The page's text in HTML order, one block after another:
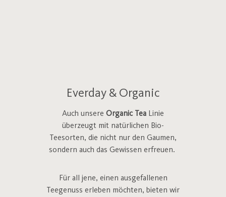
Everday & Organic
Auch unsere Organic Tea Linie
überzeugt mit natürlichen Bio-
Teesorten, die nicht nur den Gaumen,
sondern auch das Gewissen erfreuen.
Für all jene, einen ausgefallenen
Teegenuss erleben möchten, bieten wir